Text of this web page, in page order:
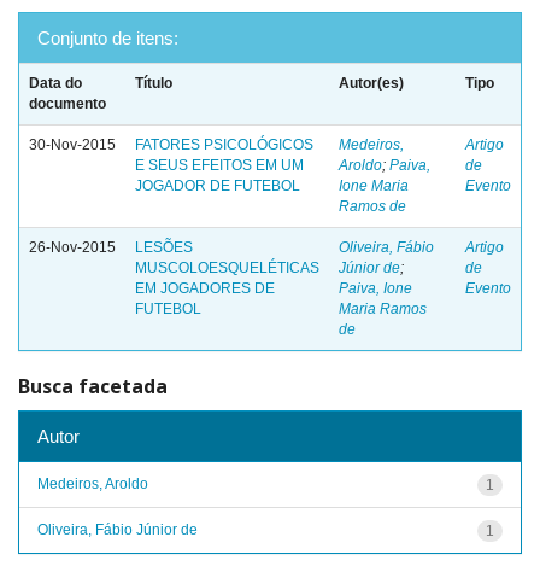
Conjunto de itens:
Data do
documento
Título Autor(es) Tipo
30-Nov-2015
FATORES PSICOLÓGICOS
E SEUS EFEITOS EM UM
JOGADOR DE FUTEBOL
Medeiros,
Aroldo; Paiva,
Ione Maria
Ramos de
Artigo
de
Evento
26-Nov-2015
LESÕES
MUSCOLOESQUELÉTICAS
EM JOGADORES DE
FUTEBOL
Oliveira, Fábio
Júnior de;
Paiva, Ione
Maria Ramos
de
Artigo
de
Evento
Busca facetada
Autor
1
Medeiros, Aroldo
1
Oliveira, Fábio Júnior de